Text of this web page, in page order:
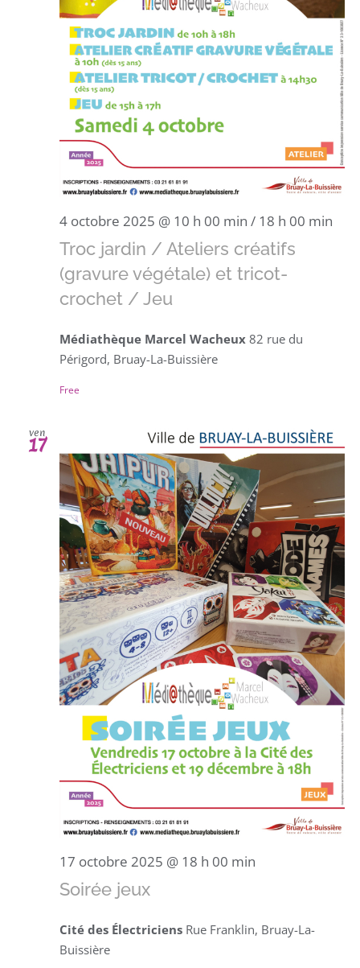
4 octobre 2025 @ 10 h 00 min / 18 h 00 min
Troc jardin / Ateliers créatifs
(gravure végétale) et tricot-
crochet / Jeu
Médiathèque Marcel Wacheux 82 rue du
Périgord, Bruay-La-Buissière
Free
ven
17
17 octobre 2025 @ 18 h 00 min
Soirée jeux
Cité des Électriciens Rue Franklin, Bruay-La-
Buissière